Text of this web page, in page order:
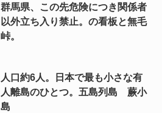
群馬県、この先危険につき関係者
以外立ち入り禁止。の看板と無毛
峠。
人口約6人。日本で最も小さな有
人離島のひとつ。五島列島 蕨小
島